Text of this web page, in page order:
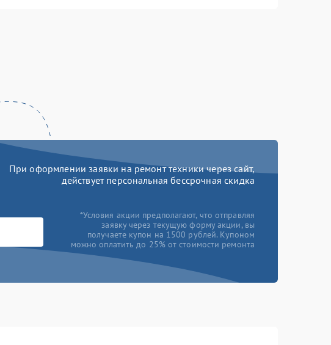
При оформлении заявки на ремонт техники через сайт,
действует персональная бессрочная скидка
*Условия акции предполагают, что отправляя
заявку через текущую форму акции, вы
получаете купон на 1500 рублей. Купоном
можно оплатить до 25% от стоимости ремонта